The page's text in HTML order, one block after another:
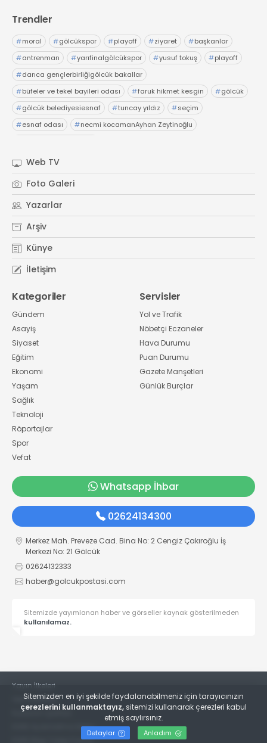
Trendler
#moral #gölcükspor #playoff #ziyaret #başkanlar
#antrenman #yarıfinalgölcükspor #yusuf tokuş #playoff
#darıca gençlerbirliğigölcük bakallar
#büfeler ve tekel bayileri odası #faruk hikmet kesgin #gölcük
#gölcük belediyesiesnaf #tuncay yıldız #seçim
#esnaf odası #necmi kocamanAyhan Zeytinoğlu
Web TV
Foto Galeri
Yazarlar
Arşiv
Künye
İletişim
Kategoriler
Gündem
Asayiş
Siyaset
Eğitim
Ekonomi
Yaşam
Sağlık
Teknoloji
Röportajlar
Spor
Vefat
Servisler
Yol ve Trafik
Nöbetçi Eczaneler
Hava Durumu
Puan Durumu
Gazete Manşetleri
Günlük Burçlar
Whatsapp İhbar
02624134300
Merkez Mah. Preveze Cad. Bina No: 2 Cengiz Çakıroğlu İş
Merkezi No: 21 Gölcük
02624132333
haber@golcukpostasi.com
Sitemizde yayımlanan haber ve görseller kaynak gösterilmeden
kullanılamaz.
Yayın İlkeleri
Veri Politikası
Kullanım Şartları
KVKK Aydınlatma Metni
KVKK Bilgi Talep Formu
Sitemizden en iyi şekilde faydalanabilmeniz için tarayıcınızın
çerezlerini kullanmaktayız, sitemizi kullanarak çerezleri kabul
etmiş saylırsınız.
Detaylar Anladım